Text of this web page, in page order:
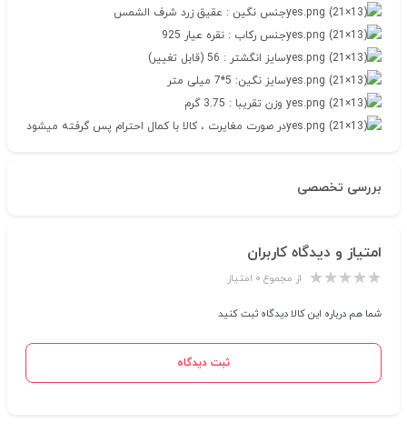
جنس نگین : عقیق زرد شرف الشمس
جنس رکاب : نقره عیار 925
سایز انگشتر : 56 (قابل تغییر)
سایز نگین: 5*7 میلی متر
وزن تقریبا : 3.75 گرم
در صورت مغایرت ، کالا با کمال احترام پس گرفته میشود
بررسی تخصصی
امتیاز و دیدگاه کاربران
از مجموع ۰ امتیاز
شما هم درباره این کالا دیدگاه ثبت کنید
ثبت دیدگاه